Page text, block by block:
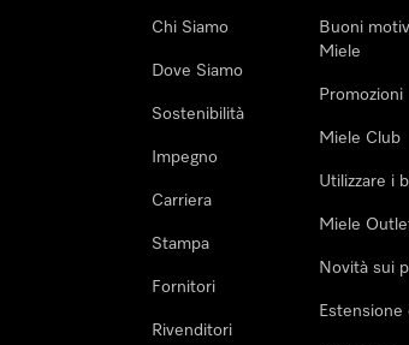
Chi Siamo
Dove Siamo
Sostenibilità
Impegno
Carriera
Stampa
Fornitori
Rivenditori
Buoni
Miele
Promozioni
Miele Club
Utilizzare i
Miele
Novità sui
Estensione